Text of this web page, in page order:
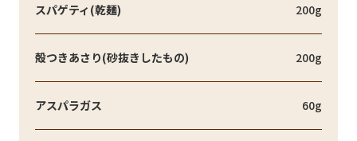
スパゲティ(乾麺) 200g
殻つきあさり(砂抜きしたもの) 200g
アスパラガス 60g